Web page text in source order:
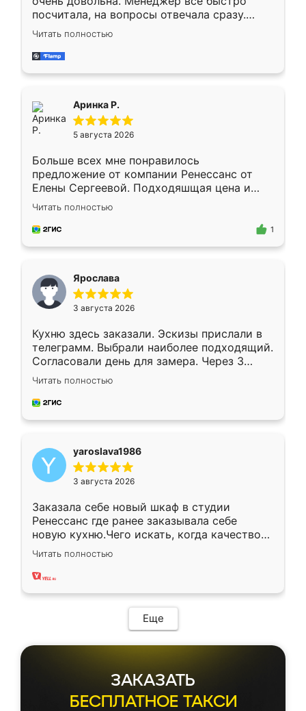
посчитала, на вопросы отвечала сразу.
Замерщик приехал в субботу, подошёл к
делу со всей ответственностью. Собрали
за день, ребята работали аккуратно, даже
Читать полностью
Аринка Р.
5 августа 2026
Больше всех мне понравилось
предложение от компании Ренессанс от
Елены Сергеевой. Подходяшщая цена и
короткие сроки изготовления. Приехавший
для замера сотрудник Владислав
предложил по моему эскизу самый
Читать полностью
1
Ярослава
3 августа 2026
Кухню здесь заказали. Эскизы прислали в
телеграмм. Выбрали наиболее подходящий.
Согласовали день для замера. Через 3
недели кухня была уже готова. Остались
довольны работой. Спасибо Ренессанс
мебель за качественную работу!
Читать полностью
yaroslava1986
3 августа 2026
Заказала себе новый шкаф в студии
Ренессанс где ранее заказывала себе
новую кухню.Чего искать, когда качеством
вполне довольна. Служит кухня уже почти
два года, нареканий нет.
Читать полностью
Еще
ЗАКАЗАТЬ
БЕСПЛАТНОЕ ТАКСИ